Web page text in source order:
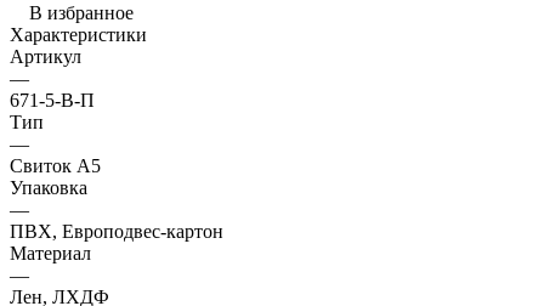
В избранное
Характеристики
Артикул
—
671-5-В-П
Тип
—
Свиток А5
Упаковка
—
ПВХ, Европодвес-картон
Материал
—
Лен, ЛХДФ